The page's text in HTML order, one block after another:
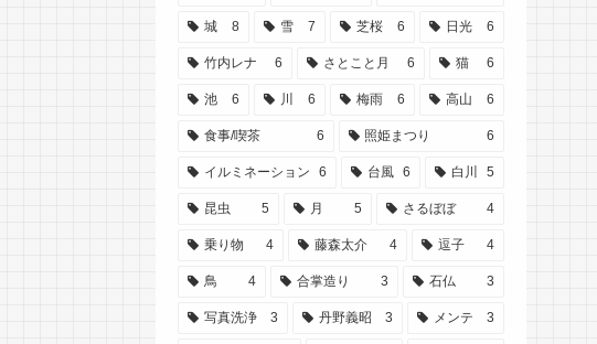
城 8 雪 7 芝桜 6 日光 6
竹内レナ 6 さとこと月 6 猫 6
池 6 川 6 梅雨 6 高山 6
食事/喫茶 6 照姫まつり 6
イルミネーション 6 台風 6 白川 5
昆虫 5 月 5 さるぼぼ 4
乗り物 4 藤森太介 4 逗子 4
鳥 4 合掌造り 3 石仏 3
写真洗浄 3 丹野義昭 3 メンテ 3